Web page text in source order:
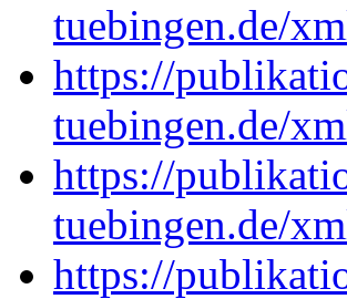
tuebingen.de/
https://
tuebingen.de/
https://
tuebingen.de/
https://